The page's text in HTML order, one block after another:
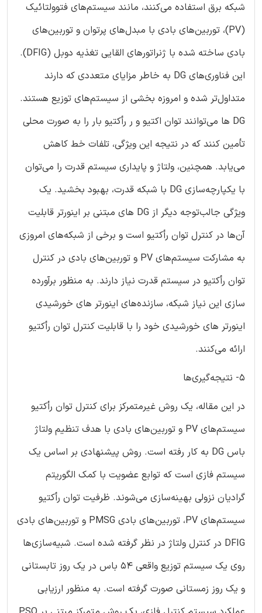
شبکه برق استفاده می‌کنند، مانند سیستم‌های فتوولتائیک
(PV)، توربین‌های بادی با مبدل‌های پرتوان و توربین‌های
بادی ساخته شده با ژنراتورهای القایی تغذیه دوبل (DFIG).
این فناوری‌های DG به خاطر مزایای متعددی که دارند
متداول‌تر شده و امروزه بخشی از سیستم‌های توزیع هستند.
DG ها می‌توانند توان اکتیو و ر رأکتیو بار را به صورت محلی
تأمین کنند که در نتیجه این ویژگی، تلفات خط کاهش
می‌یابد. همچنین، ولتاژ و پایداری سیستم قدرت را می‌توان
با یکپارچه‌سازی DG با شبکه قدرت، بهبود بخشید. یک
ویژگی جالب‌توجه دیگر از DG های مبتنی بر اینورتر قابلیت
آن‌ها در کنترل توان رأکتیو است و برخی از شبکه‌های امروزی
به مشارکت سیستم‌های PV و توربین‌های بادی در کنترل
توان رأکتیو در سیستم قدرت نیاز دارند. به منظور برآورده
سازی این نیاز شبکه، سازنده‌های اینورتر های خورشیدی
اینورتر های خورشیدی خود را با قابلیت کنترل توان رأکتیو
ارائه می‌کنند.
5- نتیجه‌گیری‌ها
در این مقاله، یک روش غیرمتمرکز برای کنترل توان رأکتیو
سیستم‌های PV و توربین‌های بادی با هدف تنظیم ولتاژ
باس DG به کار رفته است. روش پیشنهادی بر اساس یک
سیستم فازی است که توابع عضویت با کمک الگوریتم
گرادیان نزولی بهینه‌سازی می‌شوند. ظرفیت توان رأکتیو
سیستم‌های PV، توربین‌های بادی PMSG و توربین‌های بادی
DFIG در کنترل ولتاژ در نظر گرفته شده است. شبیه‌سازی‌ها
روی یک سیستم توزیع واقعی 54 باس در یک روز تابستانی
و یک روز زمستانی صورت گرفته است. به منظور ارزیابی